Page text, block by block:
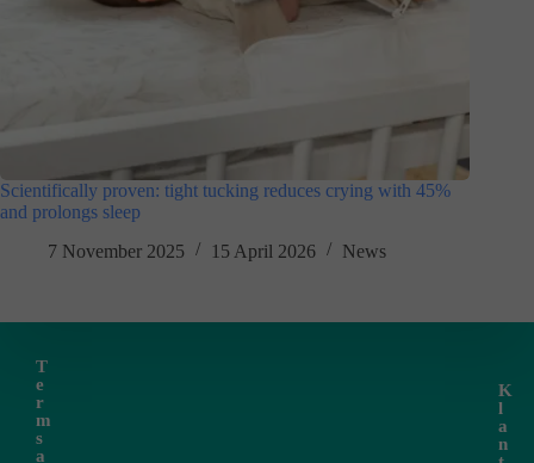
Scientifically proven: tight tucking reduces crying with 45%
and prolongs sleep
7 November 2025
15 April 2026 News
T
e
r
m
s
a
K
l
a
n